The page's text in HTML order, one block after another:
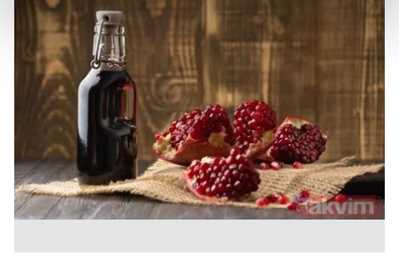
kalemimiz olduğunu sizlere hatırlatmak isteriz.
Her halükârda, kullanıcılar, bu çerezlere izin vermedikleri
takdirde, kullanıcılara hedefli reklamlar
gösterilmeyecektir."
Sizlere daha iyi bir hizmet sunabilmek için İnternet
Sitemizde kendimize ve üçüncü kişilere ait çerezler
kullanılmaktadır. Bu çerezler vasıtasıyla çeşitli kişisel
verileriniz işlenmekte olup gerekli olan çerezler bilgi
kullanılmaktadır. Diğer çerezler, sitemizin daha işlevsel